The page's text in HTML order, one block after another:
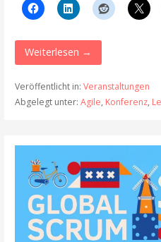
Weiterlesen →
Veröffentlicht in: Veranstaltungen
Abgelegt unter: Agile, Konferenz,